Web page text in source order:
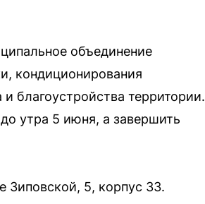
объединение
кондиционирования
благоустройства территории.
утра 5 июня, а завершить
Зиповской, 5, корпус 33.